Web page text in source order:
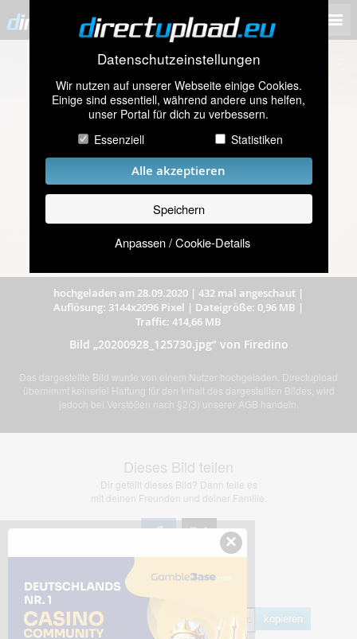
Datenschutzeinstellungen
Wir nutzen auf unserer Webseite einige Cookies.
Einige sind essentiell, während andere uns helfen,
unser Portal für dich zu verbessern.
Essenziell
Statistiken
Alle akzeptieren
Speichern
Anpassen / Cookie-Details
hochgeladen am 28.09.2020 | 432 mal angeschaut |
Auflösung: 3144x2096 Pixel | Dateigröße: 0,96 MB |
Traffic: 414,66 MB
Bild „20200928_125730.jpg” von Firedino
Das dargestellte Bild wurde von einem Nutzer hochgeladen. Directupload
übernimmt keinerlei Haftung für den Inhalt des dargestellten Bildes, wird
jedoch bei Verstößen nach §2(3) unserer AGB handeln.
Dieses Bild teilen
Dir gefällt dieses Bild? Dann teile es
mit deinen Freunden und deiner Familie.
Share Links
kopieren
×